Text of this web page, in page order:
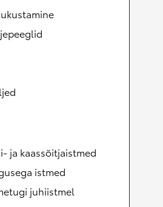
ja kaassõitjaistmed
istmed
juhiistmel